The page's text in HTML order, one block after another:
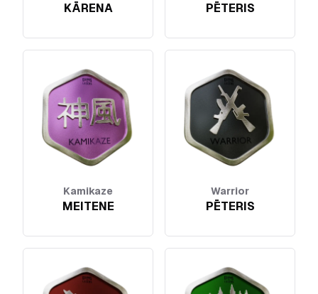
KĀRENA PĒTERIS
Kamikaze
MEITENE
Warrior
PĒTERIS